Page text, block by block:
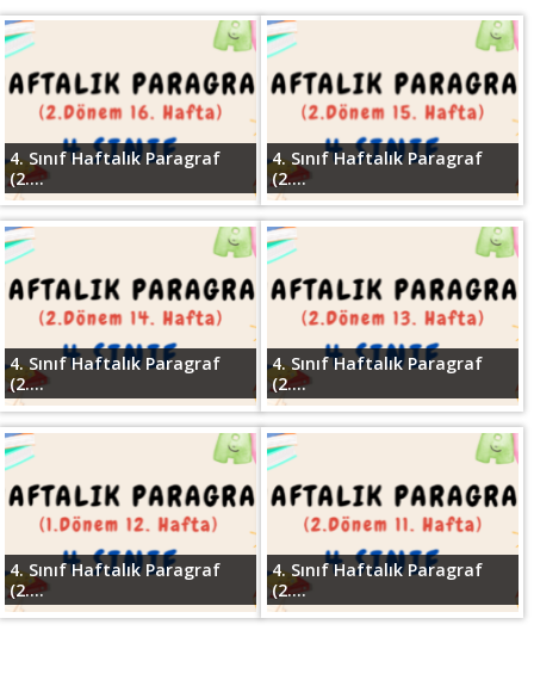
4. Sınıf Haftalık Paragraf
(2....
4. Sınıf Haftalık Paragraf
(2....
4. Sınıf Haftalık Paragraf
(2....
4. Sınıf Haftalık Paragraf
(2....
4. Sınıf Haftalık Paragraf
(2....
4. Sınıf Haftalık Paragraf
(2....